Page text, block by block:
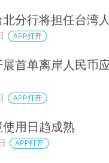
分行将担任台湾
APP打开
首单离岸人民币
APP打开
使用日趋成熟
APP打开